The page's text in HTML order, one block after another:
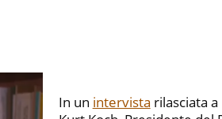
In un intervista rilasciata